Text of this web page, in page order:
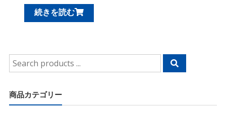
続きを読む
Search
for:
商品カテゴリー